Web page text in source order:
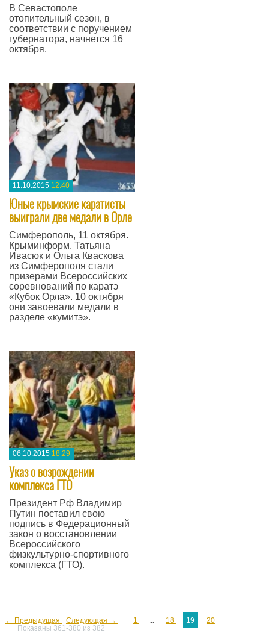
В Севастополе
отопительный сезон, в
соответствии с поручением
губернатора, начнется 16
октября.
11.10.2015 12:40
Юные крымские каратисты
выиграли две медали в Орле
Симферополь, 11 октября.
Крыминформ. Татьяна
Ивасюк и Ольга Кваскова
из Симферополя стали
призерами Всероссийских
соревнований по каратэ
«Кубок Орла». 10 октября
они завоевали медали в
разделе «кумитэ».
06.10.2015 18:29
Указ о возрождении
комплекса ГТО
Президент Рф Владимир
Путин поставил свою
подпись в Федерационный
закон о восстановлении
Всероссийского
физкультурно-спортивного
комплекса (ГТО).
← Предыдущая Следующая → 1 ... 18 19
20
Показаны 361-380 из 382